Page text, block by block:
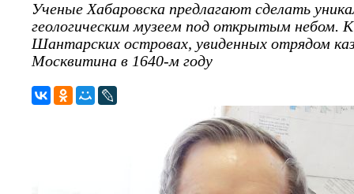
Ученые Хабаровска предлагают сделать
геологическим музеем под открытым небом.
Шантарских островах, увиденных отрядом
Москвитина в 1640-м году